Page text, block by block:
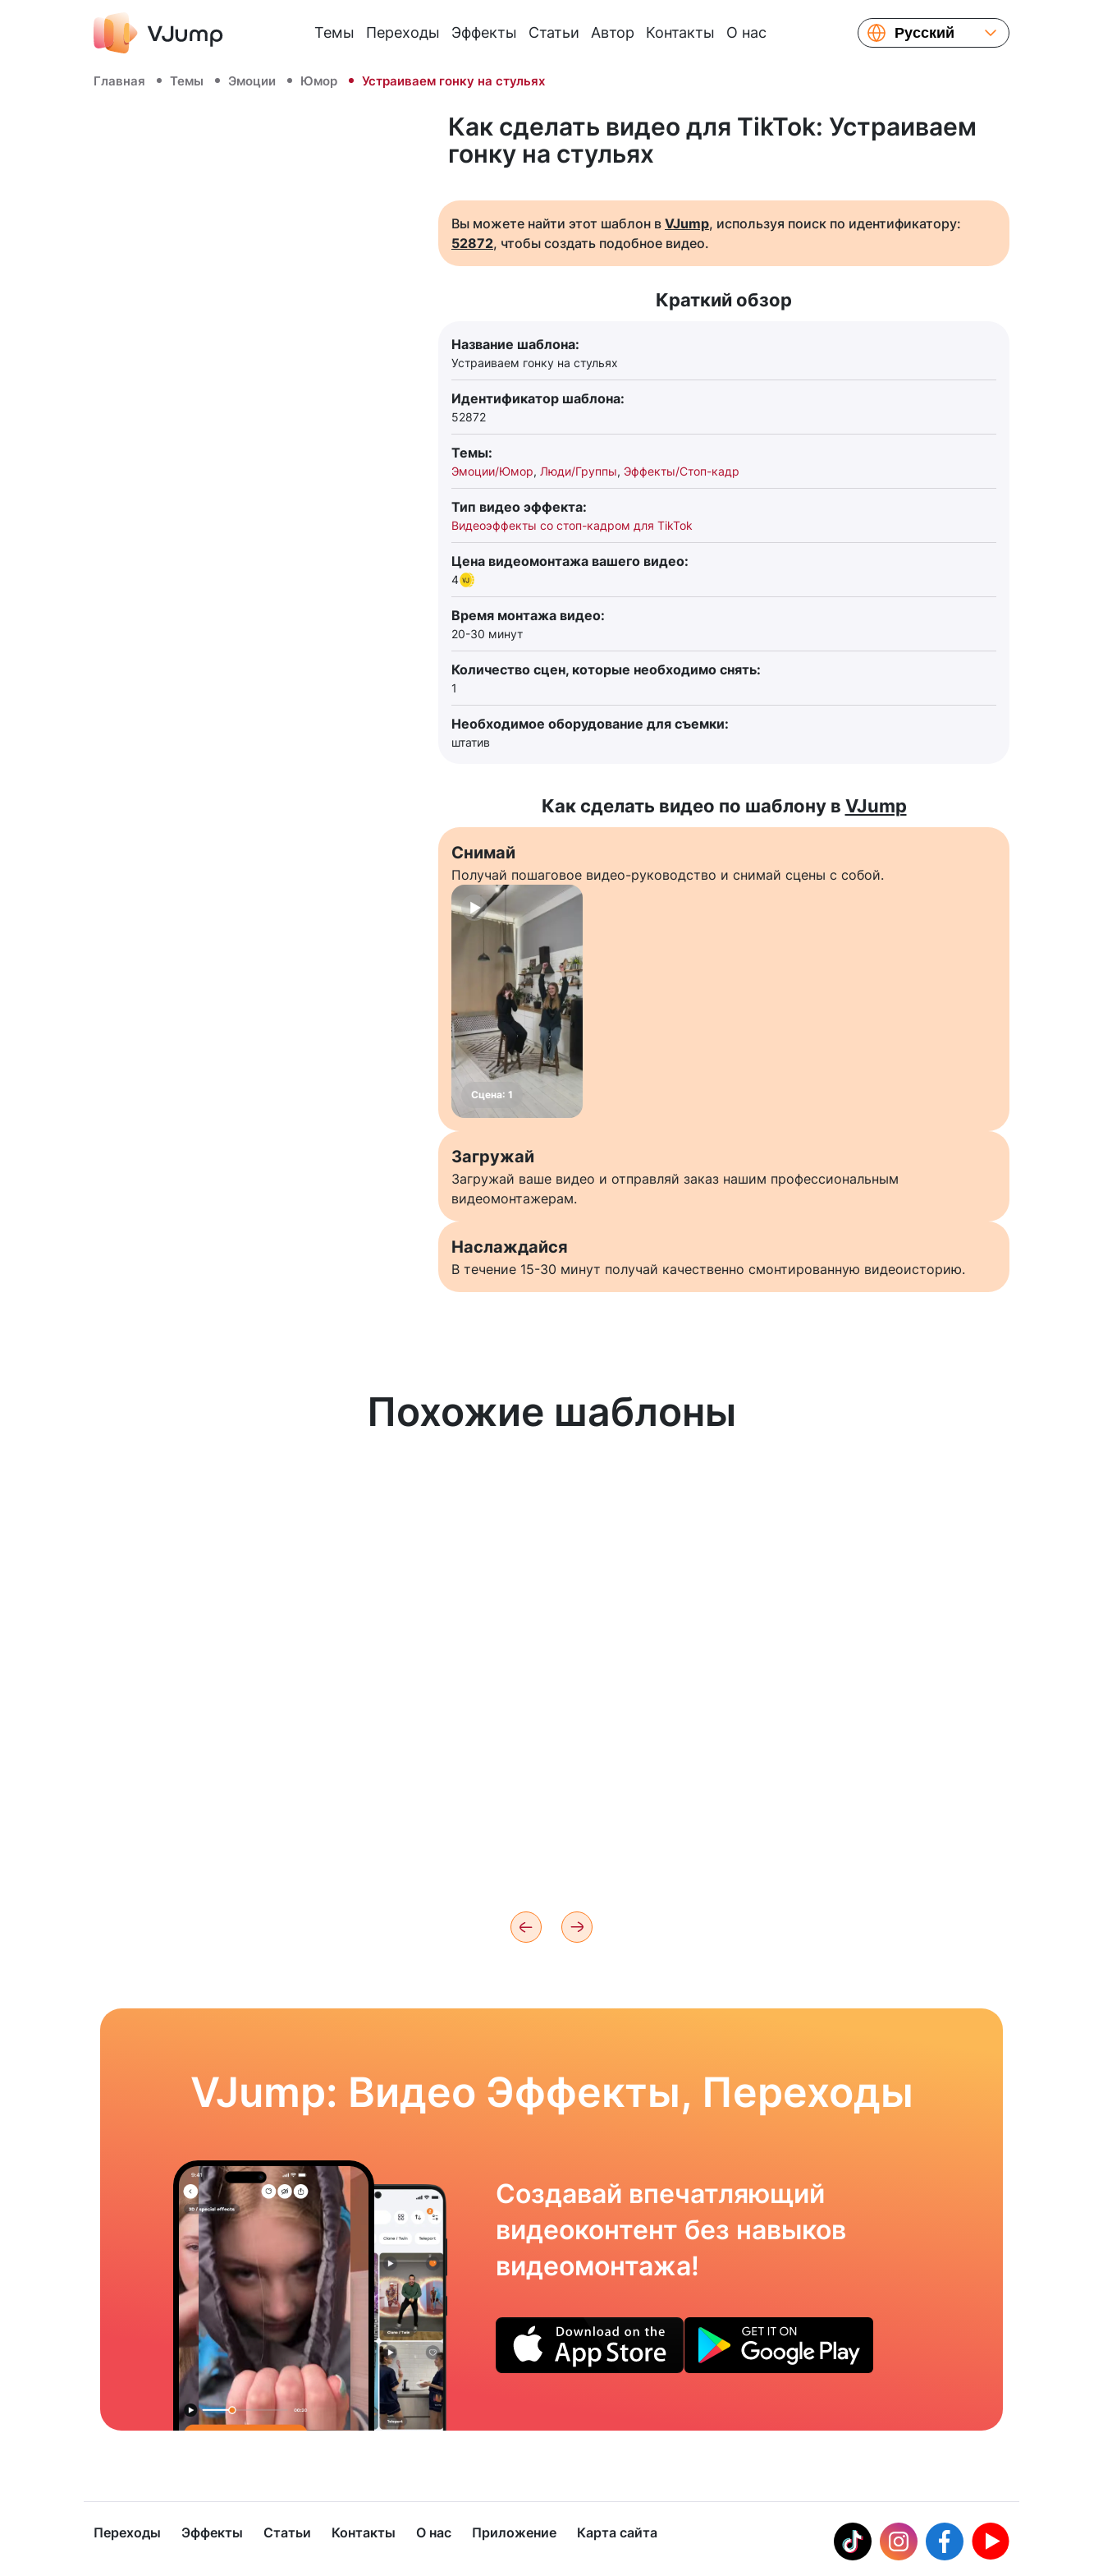
Темы Переходы Эффекты Статьи Автор Контакты О нас
Русский
Français
Главная Темы Эмоции Юмор Устраиваем гонку на стульях
Как сделать видео для TikTok: Устраиваем
гонку на стульях
Вы можете найти этот шаблон в VJump, используя поиск по идентификатору:
52872, чтобы создать подобное видео.
Краткий обзор
Название шаблона:
Устраиваем гонку на стульях
Идентификатор шаблона:
52872
Темы:
Эмоции/Юмор, Люди/Группы, Эффекты/Стоп-кадр
Тип видео эффекта:
Видеоэффекты со стоп-кадром для TikTok
Цена видеомонтажа вашего видео:
4
Время монтажа видео:
20-30 минут
Количество сцен, которые необходимо снять:
1
Необходимое оборудование для съемки:
штатив
Как сделать видео по шаблону в VJump
Снимай
Получай пошаговое видео-руководство и снимай сцены с собой.
Загружай
Загружай ваше видео и отправляй заказ нашим профессиональным
видеомонтажерам.
Наслаждайся
В течение 15-30 минут получай качественно смонтированную видеоисторию.
Похожие шаблоны
VJump: Видео Эффекты, Переходы
Создавай впечатляющий
видеоконтент без навыков
видеомонтажа!
Переходы Эффекты Статьи Контакты О нас Приложение Карта сайта